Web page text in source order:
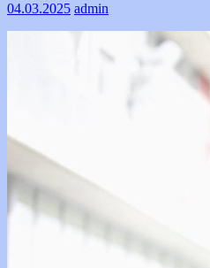
04.03.2025 admin